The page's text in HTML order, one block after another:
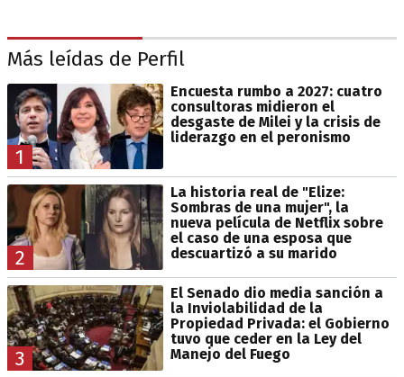
Más leídas de Perfil
1
Encuesta rumbo a 2027: cuatro
consultoras midieron el
desgaste de Milei y la crisis de
liderazgo en el peronismo
2
La historia real de "Elize:
Sombras de una mujer", la
nueva película de Netflix sobre
el caso de una esposa que
descuartizó a su marido
3
El Senado dio media sanción a
la Inviolabilidad de la
Propiedad Privada: el Gobierno
tuvo que ceder en la Ley del
Manejo del Fuego